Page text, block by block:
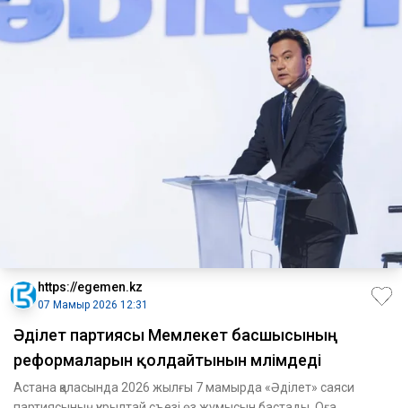
https://egemen.kz
07 Мамыр 2026 12:31
Әділет партиясы Мемлекет басшысының
реформаларын қолдайтынын мәлімдеді
Астана қаласында 2026 жылғы 7 мамырда «Әділет» саяси